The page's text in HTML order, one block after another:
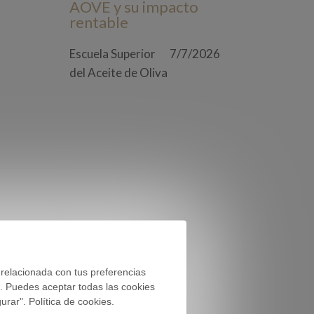
AOVE y su impacto
rentable
Escuela Superior
del Aceite de Oliva
7/7/2026
con tus preferencias
aceptar todas las cookies
Política de cookies.